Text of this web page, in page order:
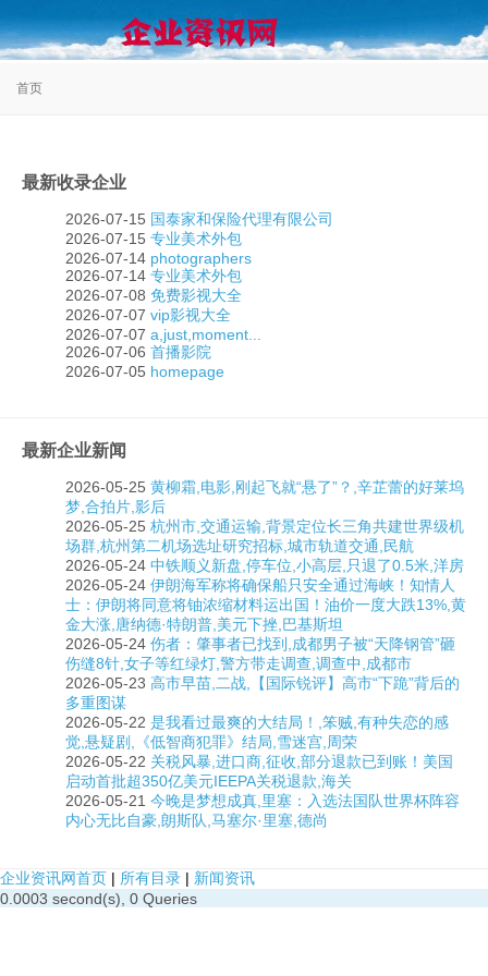
首页
最新收录企业
2026-07-15 国泰家和保险代理有限公司
2026-07-15 专业美术外包
2026-07-14 photographers
2026-07-14 专业美术外包
2026-07-08 免费影视大全
2026-07-07 vip影视大全
2026-07-07 a,just,moment...
2026-07-06 首播影院
2026-07-05 homepage
最新企业新闻
2026-05-25 黄柳霜,电影,刚起飞就“悬了”？,辛芷蕾的好莱坞
梦,合拍片,影后
2026-05-25 杭州市,交通运输,背景定位长三角共建世界级机
场群,杭州第二机场选址研究招标,城市轨道交通,民航
2026-05-24 中铁顺义新盘,停车位,小高层,只退了0.5米,洋房
2026-05-24 伊朗海军称将确保船只安全通过海峡！知情人
士：伊朗将同意将铀浓缩材料运出国！油价一度大跌13%,黄
金大涨,唐纳德·特朗普,美元下挫,巴基斯坦
2026-05-24 伤者：肇事者已找到,成都男子被“天降钢管”砸
伤缝8针,女子等红绿灯,警方带走调查,调查中,成都市
2026-05-23 高市早苗,二战,【国际锐评】高市“下跪”背后的
多重图谋
2026-05-22 是我看过最爽的大结局！,笨贼,有种失恋的感
觉,悬疑剧,《低智商犯罪》结局,雪迷宫,周荣
2026-05-22 关税风暴,进口商,征收,部分退款已到账！美国
启动首批超350亿美元IEEPA关税退款,海关
2026-05-21 今晚是梦想成真,里塞：入选法国队世界杯阵容
内心无比自豪,朗斯队,马塞尔·里塞,德尚
企业资讯网首页 | 所有目录 | 新闻资讯
0.0003 second(s), 0 Queries